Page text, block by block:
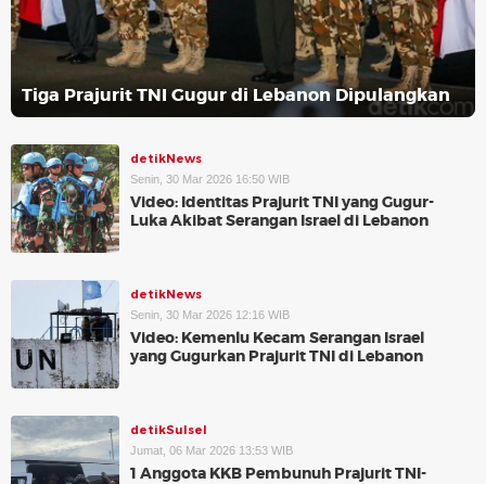
Tiga Prajurit TNI Gugur di Lebanon Dipulangkan
detikNews
Senin, 30 Mar 2026 16:50 WIB
Video: Identitas Prajurit TNI yang Gugur-
Luka Akibat Serangan Israel di Lebanon
detikNews
Senin, 30 Mar 2026 12:16 WIB
Video: Kemenlu Kecam Serangan Israel
yang Gugurkan Prajurit TNI di Lebanon
detikSulsel
Jumat, 06 Mar 2026 13:53 WIB
1 Anggota KKB Pembunuh Prajurit TNI-